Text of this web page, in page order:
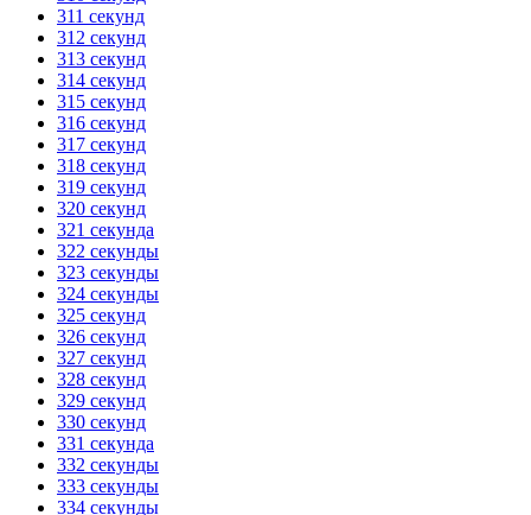
311 секунд
312 секунд
313 секунд
314 секунд
315 секунд
316 секунд
317 секунд
318 секунд
319 секунд
320 секунд
321 секунда
322 секунды
323 секунды
324 секунды
325 секунд
326 секунд
327 секунд
328 секунд
329 секунд
330 секунд
331 секунда
332 секунды
333 секунды
334 секунды